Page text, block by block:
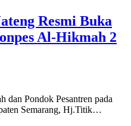
Resmi Buka
Al-Hikmah 2
dan Pondok Pesantren pada
Semarang, Hj.Titik…